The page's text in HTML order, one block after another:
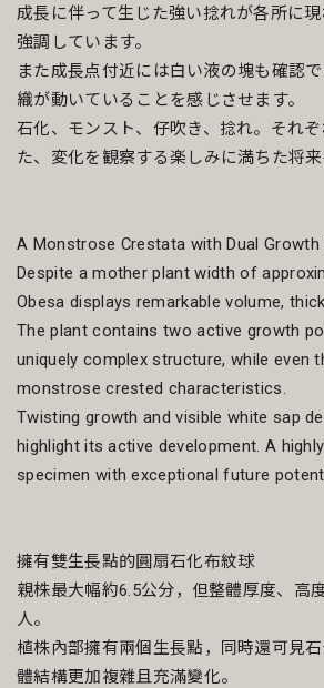
成長に伴って生じた強い捻れが各所に
強調しています。
また成長点付近には白い液の塊も確認
織が動いていることを感じさせます。
石化、モンスト、仔吹き、捻れ。それ
た、変化を観察する楽しみに満ちた将来
A Monstrose Crestata with Dual Growth
Despite a mother plant width of
Obesa displays remarkable volume,
The plant contains two active growth
uniquely complex structure, while even
monstrose crested characteristics.
Twisting growth and visible white sap
highlight its active development. A
specimen with exceptional future
擁有雙生長點的圓扇石化布紋球
親株最大幅約6.5公分，但整體厚度、高
人。
植株內部擁有兩個生長點，同時還可見
體結構更加複雜且充滿變化。